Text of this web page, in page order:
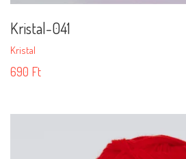
Kristal-041
Kristal
690 Ft